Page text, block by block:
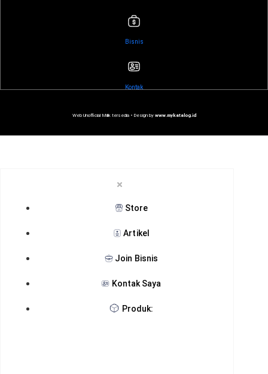
Bisnis
Kontak
Web Unofficial Milik tersedia • Design by www.mykatalog.id
Store
Artikel
Join Bisnis
Kontak Saya
Produk: